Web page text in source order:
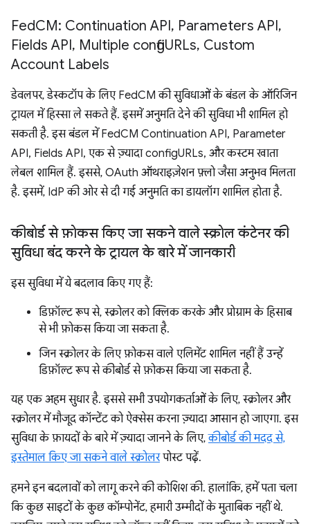
FedCM: Continuation API, Parameters API,
Fields API, Multiple configURLs, Custom
Account Labels
डेवलपर, डेस्कटॉप के लिए FedCM की सुविधाओं के बंडल के ऑरिजिन
ट्रायल में हिस्सा ले सकते हैं. इसमें अनुमति देने की सुविधा भी शामिल हो
सकती है. इस बंडल में FedCM Continuation API, Parameter
API, Fields API, एक से ज़्यादा configURLs, और कस्टम खाता
लेबल शामिल हैं. इससे, OAuth ऑथराइज़ेशन फ़्लो जैसा अनुभव मिलता
है. इसमें, IdP की ओर से दी गई अनुमति का डायलॉग शामिल होता है.
कीबोर्ड से फ़ोकस किए जा सकने वाले स्क्रोल कंटेनर की
सुविधा बंद करने के ट्रायल के बारे में जानकारी
इस सुविधा में ये बदलाव किए गए हैं:
डिफ़ॉल्ट रूप से, स्क्रोलर को क्लिक करके और प्रोग्राम के हिसाब
से भी फ़ोकस किया जा सकता है.
जिन स्क्रोलर के लिए फ़ोकस वाले एलिमेंट शामिल नहीं हैं उन्हें
डिफ़ॉल्ट रूप से कीबोर्ड से फ़ोकस किया जा सकता है.
यह एक अहम सुधार है. इससे सभी उपयोगकर्ताओं के लिए, स्क्रोलर और
स्क्रोलर में मौजूद कॉन्टेंट को ऐक्सेस करना ज़्यादा आसान हो जाएगा. इस
सुविधा के फ़ायदों के बारे में ज़्यादा जानने के लिए,कीबोर्ड की मदद से,
इस्तेमाल किए जा सकने वाले स्क्रोलरपोस्ट पढ़ें.
हमने इन बदलावों को लागू करने की कोशिश की. हालांकि, हमें पता चला
कि कुछ साइटों के कुछ कॉम्पोनेंट, हमारी उम्मीदों के मुताबिक नहीं थे.